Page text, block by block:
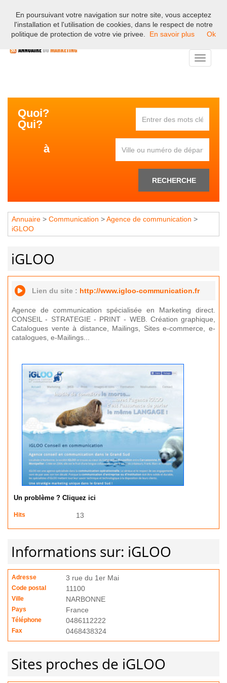
Bienvenue sur l'annuaire professionnel du marketing et de la
communication en France.
Toggle
Quoi?
Qui?
à
RECHERCHE
Annuaire > Communication >Agence de communication >
iGLOO
iGLOO
Lien du site : http://www.igloo-communication.fr
Agence de communication spécialisée en Marketing direct.
CONSEIL - STRATEGIE - PRINT - WEB. Création graphique,
Catalogues vente à distance, Mailings, Sites e-commerce, e-
catalogues, e-Mailings...
Un problème ? Cliquez ici
Hits 13
Informations sur: iGLOO
Adresse 3 rue du 1er Mai
Code postal 11100
Ville NARBONNE
Pays France
Téléphone 0486112222
Fax 0468438324
Sites proches de iGLOO
En poursuivant votre navigation sur notre site, vous acceptez
l'installation et l'utilisation de cookies, dans le respect de notre
politique de protection de votre vie privee.
En savoir plus Ok